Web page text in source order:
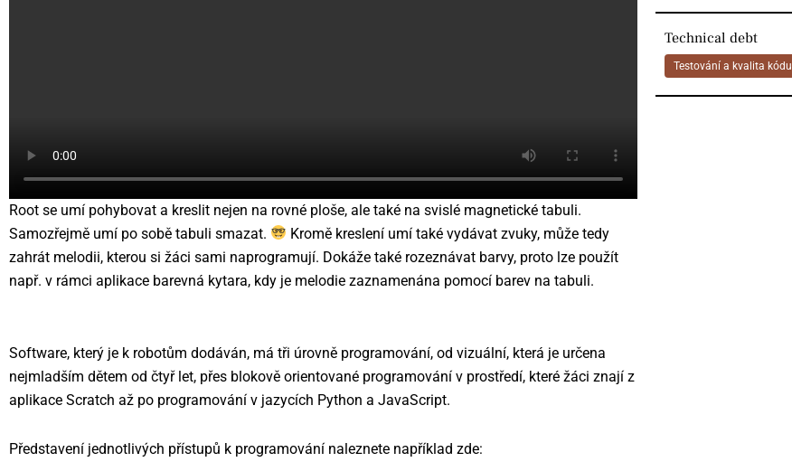
Root se umí pohybovat a kreslit nejen na rovné ploše, ale také na svislé magnetické tabuli.
Samozřejmě umí po sobě tabuli smazat.
Kromě kreslení umí také vydávat zvuky, může tedy
zahrát melodii, kterou si žáci sami naprogramují. Dokáže také rozeznávat barvy, proto lze použít
např. v rámci aplikace barevná kytara, kdy je melodie zaznamenána pomocí barev na tabuli.
Software, který je k robotům dodáván, má tři úrovně programování, od vizuální, která je určena
nejmladším dětem od čtyř let, přes blokově orientované programování v prostředí, které žáci znají z
aplikace Scratch až po programování v jazycích Python a JavaScript.
Představení jednotlivých přístupů k programování naleznete například zde:
Technical debt
Testování a kvalita kódu